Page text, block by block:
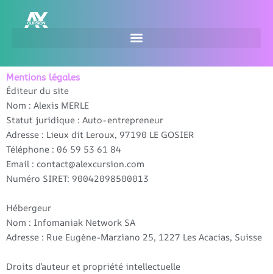
Mentions légales
Éditeur du site
Nom : Alexis MERLE
Statut juridique : Auto-entrepreneur
Adresse : Lieux dit Leroux, 97190 LE GOSIER
Téléphone : 06 59 53 61 84
Email : contact@alexcursion.com
Numéro SIRET: 90042098500013
Hébergeur
Nom : Infomaniak Network SA
Adresse : Rue Eugène-Marziano 25, 1227 Les Acacias, Suisse
Droits d’auteur et propriété intellectuelle